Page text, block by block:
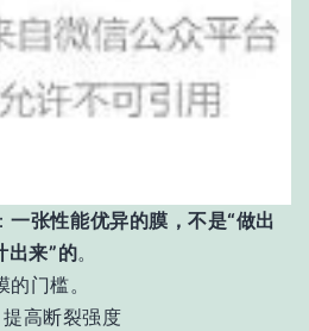
一张性能优异的膜，不是“做出
出来”的。
门槛。
高断裂强度